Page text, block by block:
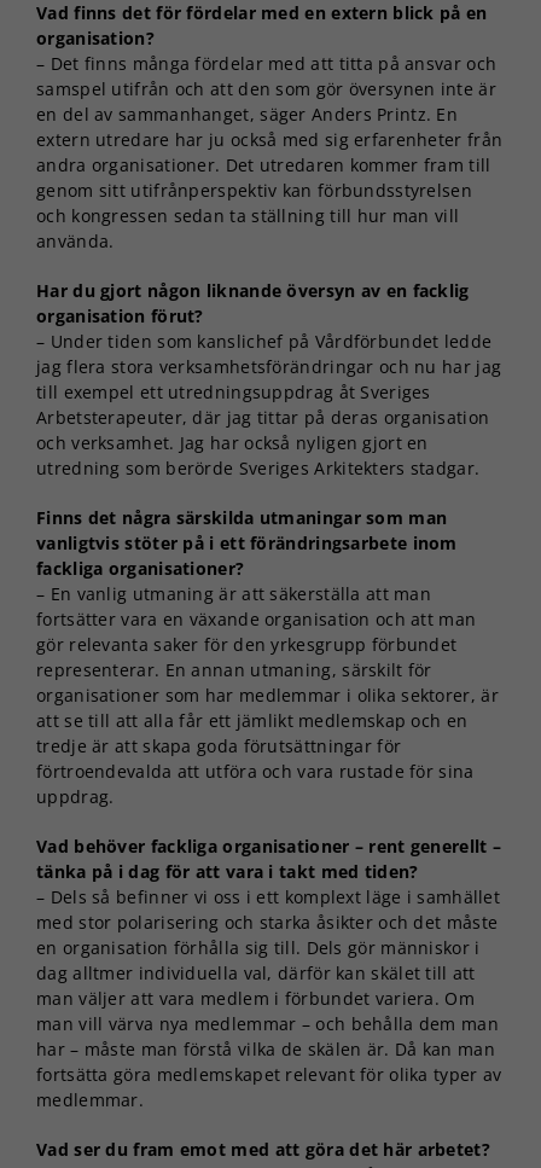
Vad finns det för fördelar med en extern blick på en
organisation?
– Det finns många fördelar med att titta på ansvar och
samspel utifrån och att den som gör översynen inte är
en del av sammanhanget, säger Anders Printz. En
extern utredare har ju också med sig erfarenheter från
andra organisationer. Det utredaren kommer fram till
genom sitt utifrånperspektiv kan förbundsstyrelsen
och kongressen sedan ta ställning till hur man vill
använda.
Har du gjort någon liknande översyn av en facklig
organisation förut?
– Under tiden som kanslichef på Vårdförbundet ledde
jag flera stora verksamhetsförändringar och nu har jag
till exempel ett utredningsuppdrag åt Sveriges
Arbetsterapeuter, där jag tittar på deras organisation
och verksamhet. Jag har också nyligen gjort en
utredning som berörde Sveriges Arkitekters stadgar.
Finns det några särskilda utmaningar som man
vanligtvis stöter på i ett förändringsarbete inom
fackliga organisationer?
– En vanlig utmaning är att säkerställa att man
fortsätter vara en växande organisation och att man
gör relevanta saker för den yrkesgrupp förbundet
representerar. En annan utmaning, särskilt för
organisationer som har medlemmar i olika sektorer, är
att se till att alla får ett jämlikt medlemskap och en
tredje är att skapa goda förutsättningar för
förtroendevalda att utföra och vara rustade för sina
uppdrag.
Vad behöver fackliga organisationer – rent generellt –
tänka på i dag för att vara i takt med tiden?
– Dels så befinner vi oss i ett komplext läge i samhället
med stor polarisering och starka åsikter och det måste
en organisation förhålla sig till. Dels gör människor i
dag alltmer individuella val, därför kan skälet till att
man väljer att vara medlem i förbundet variera. Om
man vill värva nya medlemmar – och behålla dem man
har – måste man förstå vilka de skälen är. Då kan man
fortsätta göra medlemskapet relevant för olika typer av
medlemmar.
Vad ser du fram emot med att göra det här arbetet?